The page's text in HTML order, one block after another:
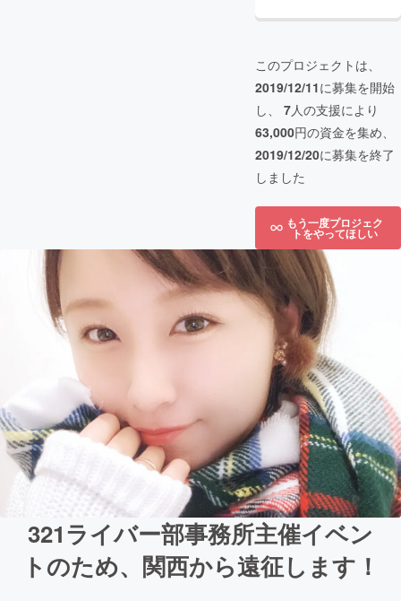
このプロジェクトは、
2019/12/11に募集を開始
し、 7人の支援により
63,000円の資金を集め、
2019/12/20に募集を終了
しました
もう一度プロジェク
トをやってほしい
321ライバー部事務所主催イベン
トのため、関西から遠征します！